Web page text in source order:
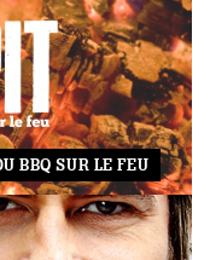
BBQ SUR LE FEU